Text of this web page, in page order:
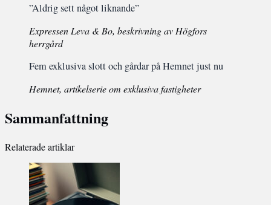
”Aldrig sett något liknande”
Expressen Leva & Bo, beskrivning av Högfors
herrgård
Fem exklusiva slott och gårdar på Hemnet just nu
Hemnet, artikelserie om exklusiva fastigheter
Sammanfattning
Relaterade artiklar